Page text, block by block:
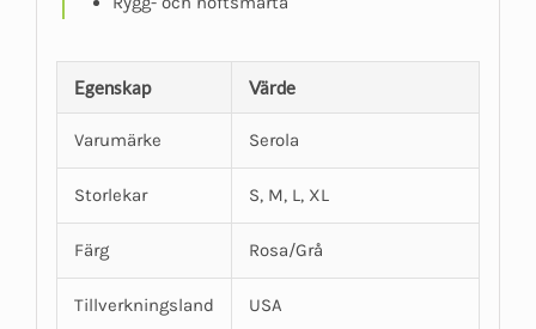
Egenskap Värde
Varumärke Serola
Storlekar S, M, L, XL
Färg Rosa/Grå
Tillverkningsland USA